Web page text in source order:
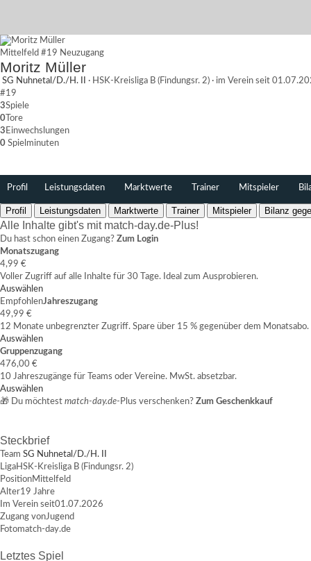
Mittelfeld #19 Neuzugang
Moritz Müller
SG Nuhnetal/D./H. II · HSK-Kreisliga B (Findungsr. 2) · im Verein seit
#19
3Spiele
0 Tore
3 Einwechslungen
0 Spielminuten
Profil Leistungsdaten Marktwerte Trainer Mitspieler
Profil Leistungsdaten Marktwerte Trainer Mitspieler Bilanz
Alle Inhalte gibt's mit match-day.de-Plus!
Du hast schon einen Zugang? Zum Login
Monatszugang
4,99 €
Voller Zugriff auf alle Inhalte für 30 Tage. Ideal zum Ausprobieren.
Auswählen
EmpfohlenJahreszugang
49,99 €
12 Monate unbegrenzter Zugriff. Spare über 15 % gegenüber dem Monatsabo.
Auswählen
Gruppenzugang
476,00 €
10 Jahreszugänge für Teams oder Vereine. MwSt. absetzbar.
Auswählen
🎁 Du möchtest match-day.de-Plus verschenken? Zum Geschenkkauf
Steckbrief
Team SG Nuhnetal/D./H. II
LigaHSK-Kreisliga B (Findungsr. 2)
PositionMittelfeld
Alter19 Jahre
Im Verein seit01.07.2026
Zugang vonJugend
Fotomatch-day.de
Letztes Spiel